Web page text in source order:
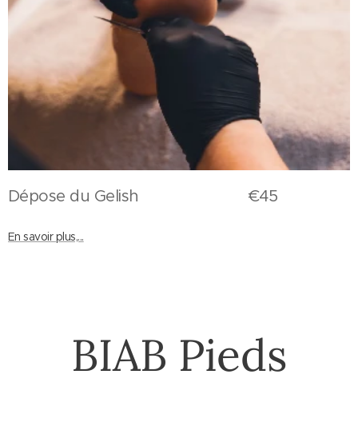
Dépose du Gelish €45
En savoir plus,...
BIAB Pieds